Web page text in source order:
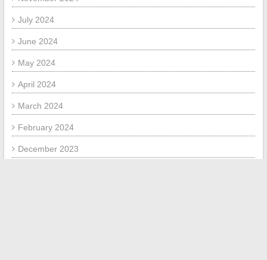
July 2024
June 2024
May 2024
April 2024
March 2024
February 2024
December 2023